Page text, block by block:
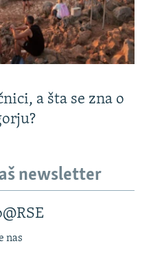
a šta se zna o
newsletter
nas